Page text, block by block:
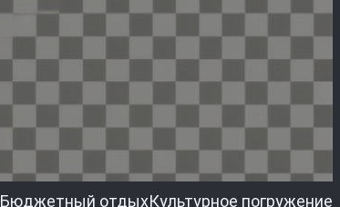
Бюджетный отдыхКультурное погружение